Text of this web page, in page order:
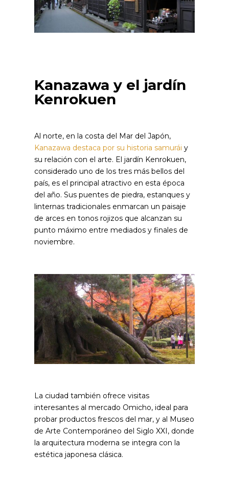
Kanazawa y el jardín
Kenrokuen
Al norte, en la costa del Mar del Japón,
Kanazawa destaca por su historia samurái y
su relación con el arte. El jardín Kenrokuen,
considerado uno de los tres más bellos del
país, es el principal atractivo en esta época
del año. Sus puentes de piedra, estanques y
linternas tradicionales enmarcan un paisaje
de arces en tonos rojizos que alcanzan su
punto máximo entre mediados y finales de
noviembre.
La ciudad también ofrece visitas
interesantes al mercado Omicho, ideal para
probar productos frescos del mar, y al Museo
de Arte Contemporáneo del Siglo XXI, donde
la arquitectura moderna se integra con la
estética japonesa clásica.